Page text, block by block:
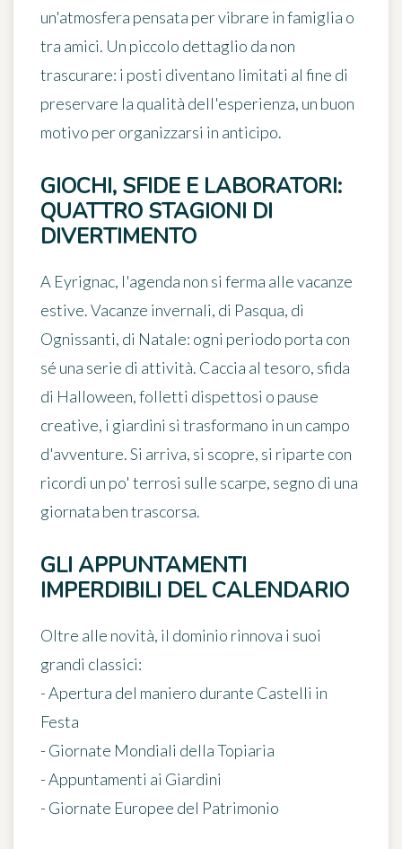
un'atmosfera pensata per vibrare in famiglia o
tra amici. Un piccolo dettaglio da non
trascurare: i posti diventano limitati al fine di
preservare la qualità dell'esperienza, un buon
motivo per organizzarsi in anticipo.
GIOCHI, SFIDE E LABORATORI:
QUATTRO STAGIONI DI
DIVERTIMENTO
A Eyrignac, l'agenda non si ferma alle vacanze
estive.Vacanze invernali, di Pasqua, di
Ognissanti, di Natale: ogni periodo porta con
sé una serie di attività. Caccia al tesoro, sfida
di Halloween, folletti dispettosi o pause
creative, i giardini si trasformano in un campo
d'avventure. Si arriva, si scopre, si riparte con
ricordi un po' terrosi sulle scarpe, segno di una
giornata ben trascorsa.
GLI APPUNTAMENTI
IMPERDIBILI DEL CALENDARIO
Oltre alle novità, il dominio rinnova i suoi
grandi classici:
- Apertura del maniero durante Castelli in
Festa
- Giornate Mondiali della Topiaria
- Appuntamenti ai Giardini
- Giornate Europee del Patrimonio